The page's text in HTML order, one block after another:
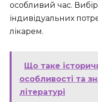
особливий час.
індивідуальних
лікарем.
Що таке
особливості та
літературі